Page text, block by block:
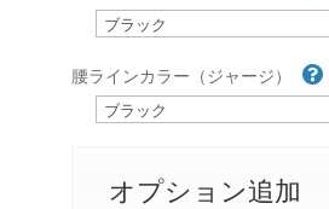
腰ラインカラー（ジャージ）
オプション追加